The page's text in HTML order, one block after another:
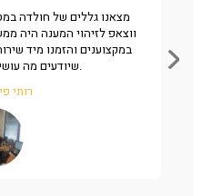
מצאנו גללים של חולדה
ווצאפ לזיהוי המענה היה
במקצוענים והזמנו מיד
שיודעים מה עושים, ממליצים באהבה.
רותי